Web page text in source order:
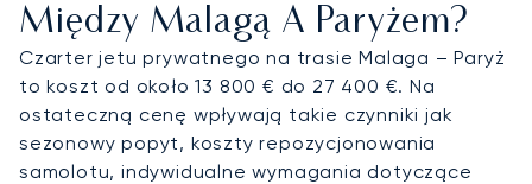
Między Malagą A Paryżem?
Czarter jetu prywatnego na trasie Malaga – Paryż
to koszt od około 13 800 € do 27 400 €. Na
ostateczną cenę wpływają takie czynniki jak
sezonowy popyt, koszty repozycjonowania
samolotu, indywidualne wymagania dotyczące